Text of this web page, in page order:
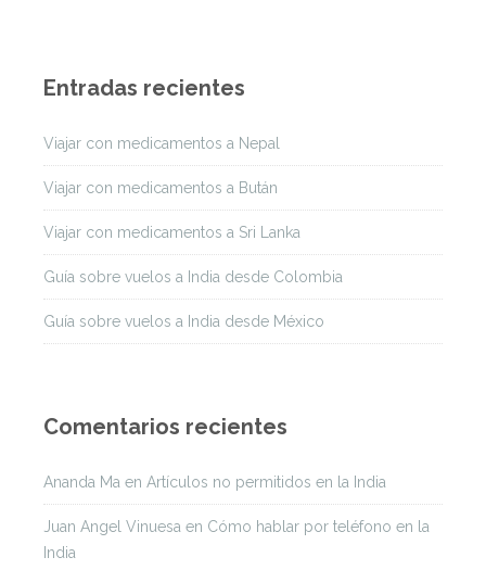
Entradas recientes
Viajar con medicamentos a Nepal
Viajar con medicamentos a Bután
Viajar con medicamentos a Sri Lanka
Guía sobre vuelos a India desde Colombia
Guía sobre vuelos a India desde México
Comentarios recientes
Ananda Ma en Artículos no permitidos en la India
Juan Angel Vinuesa en Cómo hablar por teléfono en la
India